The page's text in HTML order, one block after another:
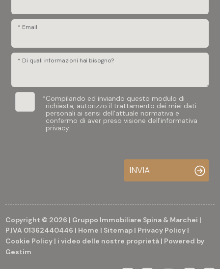
* Email
* Di quali informazioni hai bisogno?
*Compilando ed inviando questo modulo di
richiesta, autorizzo il trattamento dei miei dati
personali ai sensi dell'attuale normativa e
confermo di aver preso visione dell'informativa
privacy.
INVIA
Copyright © 2026 | Gruppo Immobiliare Spina & Marchei |
P.IVA 01362440446 | Home | Sitemap | Privacy Policy |
Cookie Policy | i video delle nostre proprietà | Powered by
Gestim